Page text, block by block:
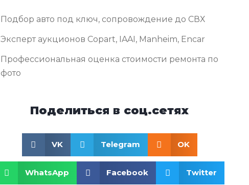
Подбор авто под ключ, сопровождение до СВХ
Эксперт аукционов Copart, IAAI, Manheim, Encar
Профессиональная оценка стоимости ремонта по
фото
Поделиться в соц.сетях
VK Telegram OK
WhatsApp Facebook Twitter